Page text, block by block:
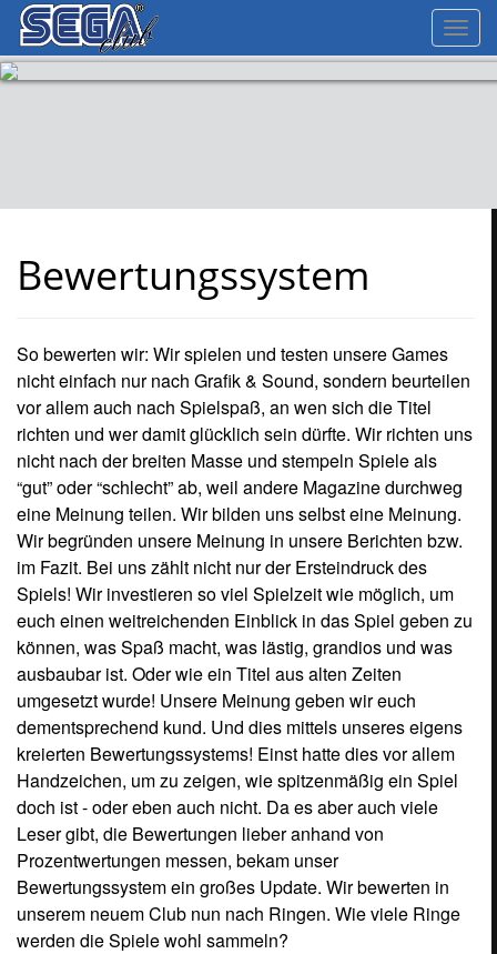
Bewertungssystem
So bewerten wir: Wir spielen und testen unsere Games
nicht einfach nur nach Grafik & Sound, sondern beurteilen
vor allem auch nach Spielspaß, an wen sich die Titel
richten und wer damit glücklich sein dürfte. Wir richten uns
nicht nach der breiten Masse und stempeln Spiele als
“gut” oder “schlecht” ab, weil andere Magazine durchweg
eine Meinung teilen. Wir bilden uns selbst eine Meinung.
Wir begründen unsere Meinung in unsere Berichten bzw.
im Fazit. Bei uns zählt nicht nur der Ersteindruck des
Spiels! Wir investieren so viel Spielzeit wie möglich, um
euch einen weitreichenden Einblick in das Spiel geben zu
können, was Spaß macht, was lästig, grandios und was
ausbaubar ist. Oder wie ein Titel aus alten Zeiten
umgesetzt wurde! Unsere Meinung geben wir euch
dementsprechend kund. Und dies mittels unseres eigens
kreierten Bewertungssystems! Einst hatte dies vor allem
Handzeichen, um zu zeigen, wie spitzenmäßig ein Spiel
doch ist - oder eben auch nicht. Da es aber auch viele
Leser gibt, die Bewertungen lieber anhand von
Prozentwertungen messen, bekam unser
Bewertungssystem ein großes Update. Wir bewerten in
unserem neuem Club nun nach Ringen. Wie viele Ringe
werden die Spiele wohl sammeln?